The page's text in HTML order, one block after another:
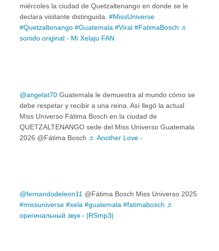
miércoles la ciudad de Quetzaltenango en donde se le
declara visitante distinguida. #MissUniverse
#Quetzaltenango #Guatemala #Viral #FatimaBosch ♬
sonido original - Mi Xelaju FAN
@angelat70 Guatemala le demuestra al mundo cómo se
debe respetar y recibir a una reina. Así llegó la actual
Miss Universo Fátima Bosch en la ciudad de
QUETZALTENANGO sede del Miss Universo Guatemala
2026 @Fátima Bosch ♬ Another Love -
@fernandodeleon11 @Fátima Bosch Miss Universo 2025
#missuniverse #xela #guatemala #fatimabosch ♬
оригинальный звук - |RSmp3|